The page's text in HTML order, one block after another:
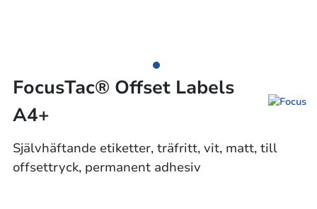
FocusTac® Offset Labels
A4+
Självhäftande etiketter, träfritt, vit, matt, till
offsettryck, permanent adhesiv